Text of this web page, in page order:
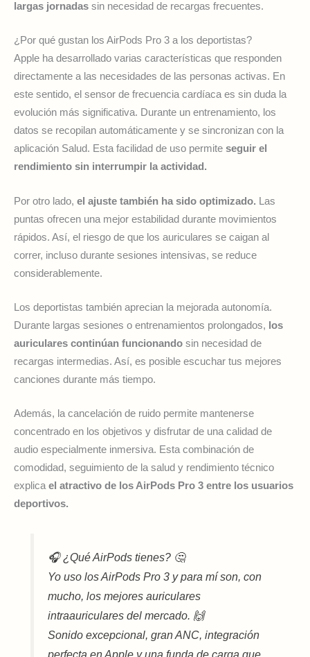
largas jornadas sin necesidad de recargas frecuentes.
¿Por qué gustan los AirPods Pro 3 a los deportistas?
Apple ha desarrollado varias características que responden
directamente a las necesidades de las personas activas. En
este sentido, el sensor de frecuencia cardíaca es sin duda la
evolución más significativa. Durante un entrenamiento, los
datos se recopilan automáticamente y se sincronizan con la
aplicación Salud. Esta facilidad de uso permite seguir el
rendimiento sin interrumpir la actividad.
Por otro lado, el ajuste también ha sido optimizado. Las
puntas ofrecen una mejor estabilidad durante movimientos
rápidos. Así, el riesgo de que los auriculares se caigan al
correr, incluso durante sesiones intensivas, se reduce
considerablemente.
Los deportistas también aprecian la mejorada autonomía.
Durante largas sesiones o entrenamientos prolongados, los
auriculares continúan funcionando sin necesidad de
recargas intermedias. Así, es posible escuchar tus mejores
canciones durante más tiempo.
Además, la cancelación de ruido permite mantenerse
concentrado en los objetivos y disfrutar de una calidad de
audio especialmente inmersiva. Esta combinación de
comodidad, seguimiento de la salud y rendimiento técnico
explicael atractivo de los AirPods Pro 3 entre los usuarios
deportivos.
🎧 ¿Qué AirPods tienes? 🤔
Yo uso los AirPods Pro 3 y para mí son, con
mucho, los mejores auriculares
intraauriculares del mercado. 🙌
Sonido excepcional, gran ANC, integración
perfecta en Apple y una funda de carga que